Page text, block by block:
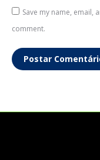
Save my name, email,
comment.
Postar